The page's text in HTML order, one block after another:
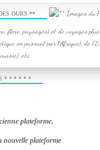
OURS **
flore, paysages) et de voyages
en passant par l'Afrique), de
etc.
* * * * * *
plateforme.
nouvelle plateforme